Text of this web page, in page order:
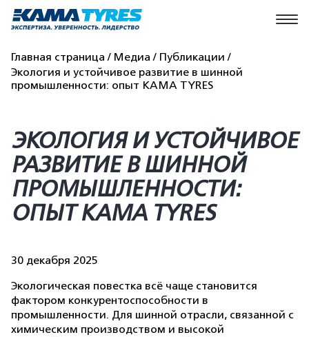
Главная страница Медиа
Публикации
Экология и устойчивое развитие в шинной
промышленности: опыт KAMA TYRES
ЭКОЛОГИЯ И УСТОЙЧИВОЕ
РАЗВИТИЕ В ШИННОЙ
ПРОМЫШЛЕННОСТИ:
ОПЫТ KAMA TYRES
30 декабря 2025
Экологическая повестка всё чаще становится
фактором конкурентоспособности в
промышленности. Для шинной отрасли, связанной с
химическим производством и высокой